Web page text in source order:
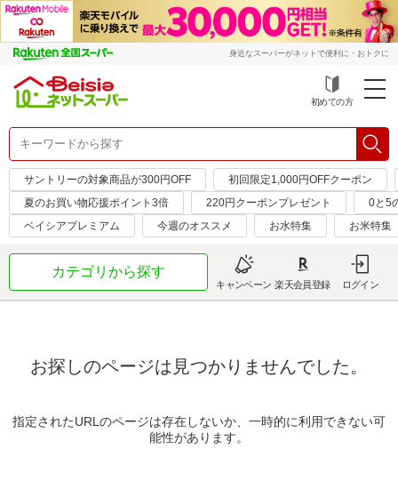
身近なスーパーがネットで便利に・おトクに
初めての方
サントリーの対象商品が300円OFF
初回限定1,000円OFFクーポン
夏のお買い物応援ポイント3倍
220円クーポンプレゼント
0と5
ベイシアプレミアム
今週のオススメ お水特集 お米特集
カテゴリから探す
キャンペーン 楽天会員登録 ログイン
お探しのページは見つかりませんでした。
指定されたURLのページは存在しないか、一時的に利用できない可
能性があります。